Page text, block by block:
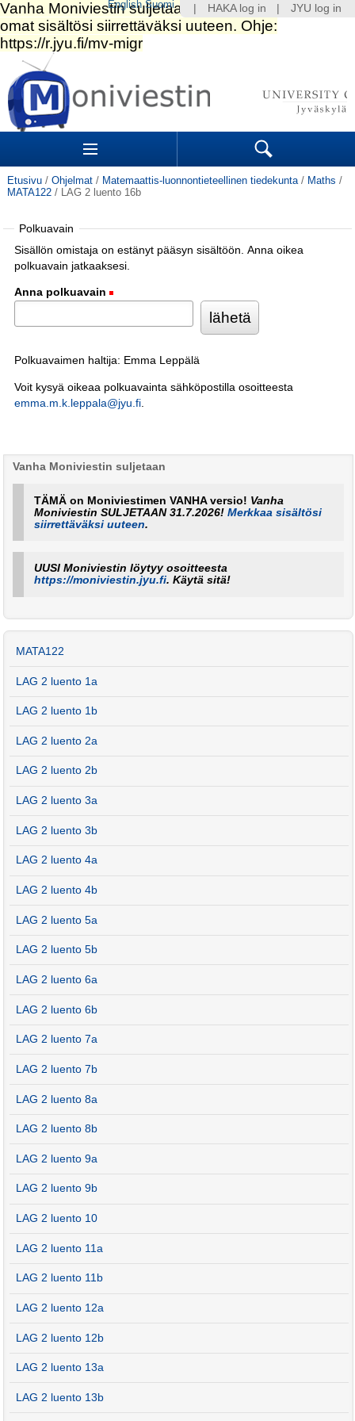
Siirry
sisältöön.
|
Siirry
navigointiin
Sections Search
Etusivu / Ohjelmat / Matemaattis-luonnontieteellinen tiedekunta / Maths /
MATA122 / LAG 2 luento 16b
Polkuavain
Sisällön omistaja on estänyt pääsyn sisältöön. Anna oikea
polkuavain jatkaaksesi.
Anna polkuavain
Polkuavaimen haltija: Emma Leppälä
Voit kysyä oikeaa polkuavainta sähköpostilla osoitteesta
emma.m.k.leppala@jyu.fi.
Vanha Moniviestin suljetaan
TÄMÄ on Moniviestimen VANHA versio! Vanha
Moniviestin SULJETAAN 31.7.2026!Merkkaa sisältösi
siirrettäväksi uuteen.
UUSI Moniviestin löytyy osoitteesta
https://moniviestin.jyu.fi. Käytä sitä!
MATA122
LAG 2 luento 1a
LAG 2 luento 1b
LAG 2 luento 2a
LAG 2 luento 2b
LAG 2 luento 3a
LAG 2 luento 3b
LAG 2 luento 4a
LAG 2 luento 4b
LAG 2 luento 5a
LAG 2 luento 5b
LAG 2 luento 6a
LAG 2 luento 6b
LAG 2 luento 7a
LAG 2 luento 7b
LAG 2 luento 8a
LAG 2 luento 8b
LAG 2 luento 9a
LAG 2 luento 9b
LAG 2 luento 10
LAG 2 luento 11a
LAG 2 luento 11b
LAG 2 luento 12a
LAG 2 luento 12b
LAG 2 luento 13a
LAG 2 luento 13b
HAKA log in JYU log in
English Suomi